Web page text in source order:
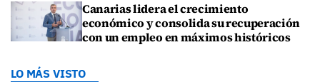
Canarias lidera el crecimiento
económico y consolida su recuperación
con un empleo en máximos históricos
LO MÁS VISTO